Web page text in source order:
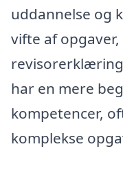
uddannelse og
vifte af
har en mere
kompetencer,
komplekse